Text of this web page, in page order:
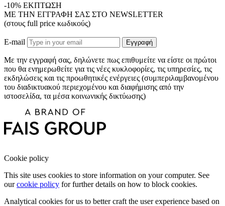
-10% ΕΚΠΤΩΣΗ
ΜΕ ΤΗΝ ΕΓΓΡΑΦΗ ΣΑΣ ΣΤΟ NEWSLETTER
(στους full price κωδικούς)
E-mail Εγγραφή
Με την εγγραφή σας, δηλώνετε πως επιθυμείτε να είστε οι πρώτοι
που θα ενημερωθείτε για τις νέες κυκλοφορίες, τις υπηρεσίες, τις
εκδηλώσεις και τις προωθητικές ενέργειες (συμπεριλαμβανομένου
του διαδικτυακού περιεχομένου και διαφήμισης από την
ιστοσελίδα, τα μέσα κοινωνικής δικτύωσης)
Cookie policy
This site uses cookies to store information on your computer. See
ourcookie policy for further details on how to block cookies.
Analytical cookies for us to better craft the user experience based on